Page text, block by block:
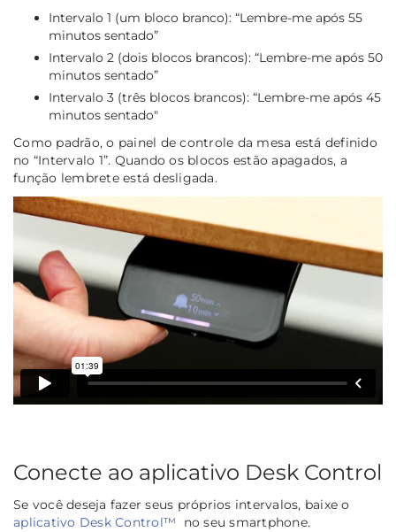
Intervalo 1 (um bloco branco): “Lembre-me após 55
minutos sentado”
Intervalo 2 (dois blocos brancos): “Lembre-me após 50
minutos sentado”
Intervalo 3 (três blocos brancos): “Lembre-me após 45
minutos sentado"
Como padrão, o painel de controle da mesa está definido
no “Intervalo 1”. Quando os blocos estão apagados, a
função lembrete está desligada.
Conecte ao aplicativo Desk Control
Se você deseja fazer seus próprios intervalos, baixe o
aplicativo Desk Control™ no seu smartphone.